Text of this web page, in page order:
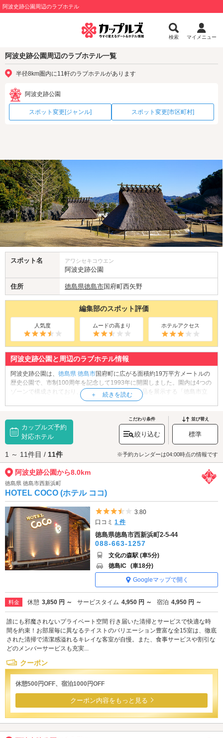
阿波史跡公園周辺のラブホテル
検索 マイメニュー
阿波史跡公園周辺のラブホテル一覧
半径8km圏内に11軒のラブホテルがあります
阿波史跡公園
スポット変更[ジャンル] スポット変更[市区町村]
スポット名 アワシセキコウエン
阿波史跡公園
住所 徳島県徳島市国府町西矢野
編集部のスポット評価
人気度 ムードの高まり ホテルアクセス
阿波史跡公園と周辺のラブホテル情報
阿波史跡公園は、 徳島県 徳島市国府町に広がる面積約19万平方メートルの
歴史公園で、市制100周年を記念して1993年に開園しました。園内は4つの
ゾーンで構成されており、縄文〜平安時代の出土品を展示する「徳島市立
考古資料館」がある歴史文化ゾーン、古代の竪穴住居や高床倉庫を復元し
知られる天石門別八倉比売神社がある歴史の森ゾーン、自然を満喫できる
展望台付きの自然体験ゾーンがあります。古代ロマンあふれる風景と文化
財の数々に触れながら、二人で時空を超えた旅を楽しめる公園です。緑豊
かな広大な敷地は、散策やピクニックにもぴったりで、カップルで歴史と
自然を体感しながら心静かなひとときを過ごすには最適なデートスポット
です。季節の花々や風景も楽しめ、写真映えするポイントも点在していま
す。
阿波史跡公園へは、
からもアクセス
が便利です。
カップルズ予約
対応ホテル
こだわり条件
絞り込む
並び替え
標準
1 ～ 11件目 / 11件 ※予約カレンダーは04:00時点の情報です
阿波史跡公園から8.0km
徳島県 徳島市西新浜町
HOTEL COCO (ホテル ココ)
5つ星のうち3.5
3.80
口コミ1 件
徳島県徳島市西新浜町2-5-44
088-663-1257
文化の森駅 (車5分)
徳島IC (車18分)
Googleマップで開く
料金 休憩 3,850 円 ～ サービスタイム 4,950 円 ～ 宿泊 4,950 円 ～
誰にも邪魔されないプライベート空間 行き届いた清掃とサービスで快適な時
間を約束！お部屋毎に異なるテイストのバリエーション豊富な全15室は、徹底
された清掃で清潔感溢れるキレイな客室が自慢。また、食事サービスや割引な
どのメンバーサービスも充実...
クーポン
休憩500円OFF、宿泊1000円OFF
クーポン内容をもっと見る